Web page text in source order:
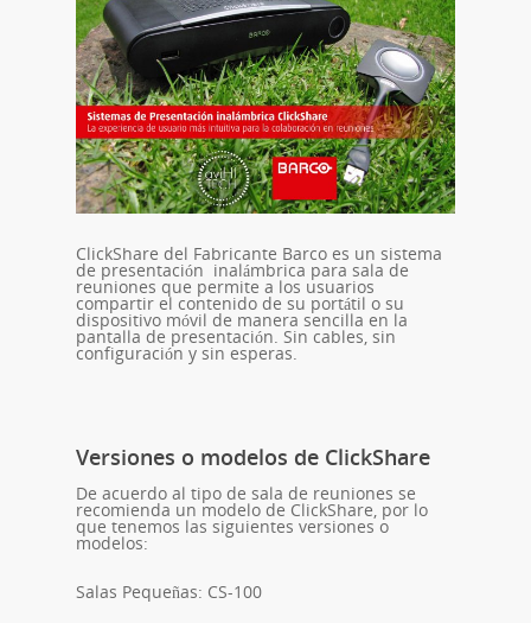
ClickShare del Fabricante Barco es un sistema
de presentación inalámbrica para sala de
reuniones que permite a los usuarios
compartir el contenido de su portátil o su
dispositivo móvil de manera sencilla en la
pantalla de presentación. Sin cables, sin
configuración y sin esperas.
Versiones o modelos de ClickShare
De acuerdo al tipo de sala de reuniones se
recomienda un modelo de ClickShare, por lo
que tenemos las siguientes versiones o
modelos:
Salas Pequeñas: CS-100